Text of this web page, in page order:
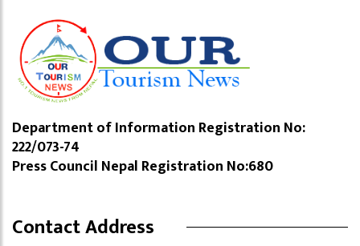
Department of Information Registration No:
222/073-74
Press Council Nepal Registration No:680
Contact Address